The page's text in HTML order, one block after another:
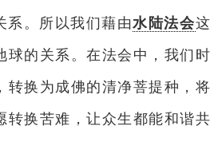
系。所以我们藉由水陆法会这
球的关系。在法会中，我们时
转换为成佛的清净菩提种，将
转换苦难，让众生都能和谐共